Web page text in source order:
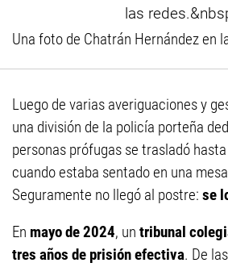
Una foto de Chatrán Hernández en
Luego de varias averiguaciones y
una división de la policía porteña
personas prófugas se trasladó
cuando estaba sentado en una
Seguramente no llegó al postre: se
En mayo de 2024, un tribunal
tres años de prisión efectiva. De